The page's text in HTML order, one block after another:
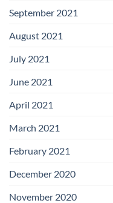
September 2021
August 2021
July 2021
June 2021
April 2021
March 2021
February 2021
December 2020
November 2020